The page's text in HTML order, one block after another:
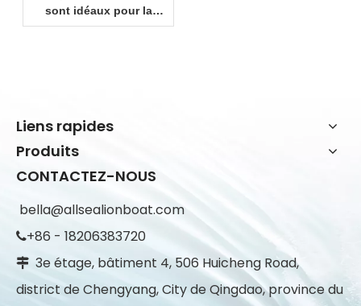
sont idéaux pour la
croisière côtière et les
Liens rapides
Produits
CONTACTEZ-NOUS
bella@allsealionboat.com
+86 - 18206383720
 3e étage, bâtiment 4, 506 Huicheng Road,
district de Chengyang, City de Qingdao, province du